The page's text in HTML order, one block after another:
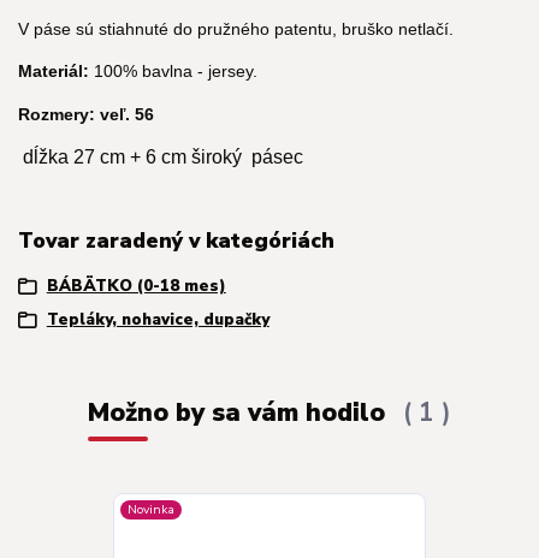
V páse sú stiahnuté do pružného patentu, bruško netlačí.
Materiál: 100% bavlna - jersey.
Rozmery: veľ. 56
dĺžka 27 cm + 6 cm široký pásec
Tovar zaradený v kategóriách
BÁBÄTKO (0-18 mes)
Tepláky, nohavice, dupačky
Možno by sa vám hodilo 1
Novinka